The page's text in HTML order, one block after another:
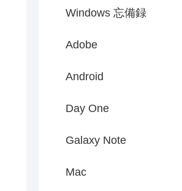
Windows 忘備録
Adobe
Android
Day One
Galaxy Note
Mac